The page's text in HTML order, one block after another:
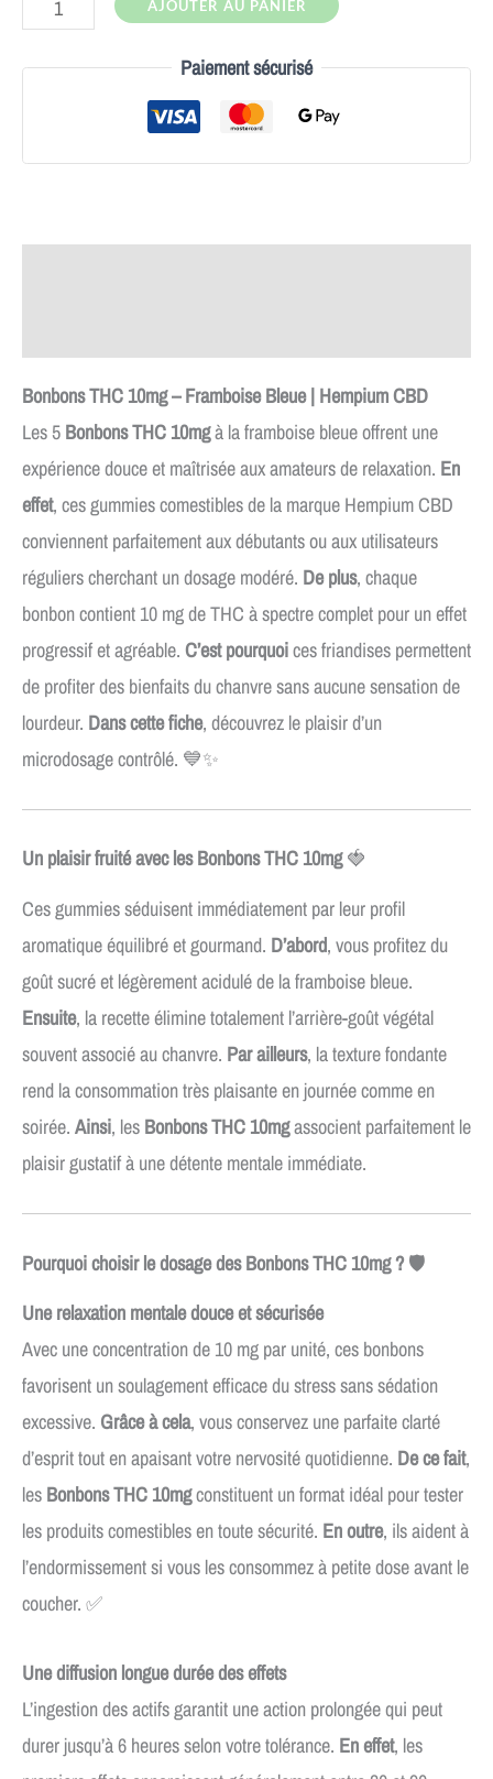
AJOUTER AU PANIER
Paiement sécurisé
Bonbons THC 10mg – Framboise Bleue | Hempium CBD
Les 5 Bonbons THC 10mgà la framboise bleue offrent une
expérience douce et maîtrisée aux amateurs de relaxation. En
effet, ces gummies comestibles de la marque Hempium CBD
conviennent parfaitement aux débutants ou aux utilisateurs
réguliers cherchant un dosage modéré. De plus, chaque
bonbon contient 10 mg de THC à spectre complet pour un effet
progressif et agréable. C’est pourquoices friandises permettent
de profiter des bienfaits du chanvre sans aucune sensation de
lourdeur. Dans cette fiche, découvrez le plaisir d’un
microdosage contrôlé. 💙✨
Un plaisir fruité avec les Bonbons THC 10mg🍓
Ces gummies séduisent immédiatement par leur profil
aromatique équilibré et gourmand. D’abord, vous profitez du
goût sucré et légèrement acidulé de la framboise bleue.
Ensuite, la recette élimine totalement l’arrière-goût végétal
souvent associé au chanvre. Par ailleurs, la texture fondante
rend la consommation très plaisante en journée comme en
soirée. Ainsi, les Bonbons THC 10mgassocient parfaitement le
plaisir gustatif à une détente mentale immédiate.
Pourquoi choisir le dosage des Bonbons THC 10mg ? 🛡️
Une relaxation mentale douce et sécurisée
Avec une concentration de 10 mg par unité, ces bonbons
favorisent un soulagement efficace du stress sans sédation
excessive. Grâce à cela, vous conservez une parfaite clarté
d’esprit tout en apaisant votre nervosité quotidienne. De ce fait,
les Bonbons THC 10mgconstituent un format idéal pour tester
les produits comestibles en toute sécurité. En outre, ils aident à
l’endormissement si vous les consommez à petite dose avant le
coucher. ✅
Une diffusion longue durée des effets
L’ingestion des actifs garantit une action prolongée qui peut
durer jusqu’à 6 heures selon votre tolérance. En effet, les